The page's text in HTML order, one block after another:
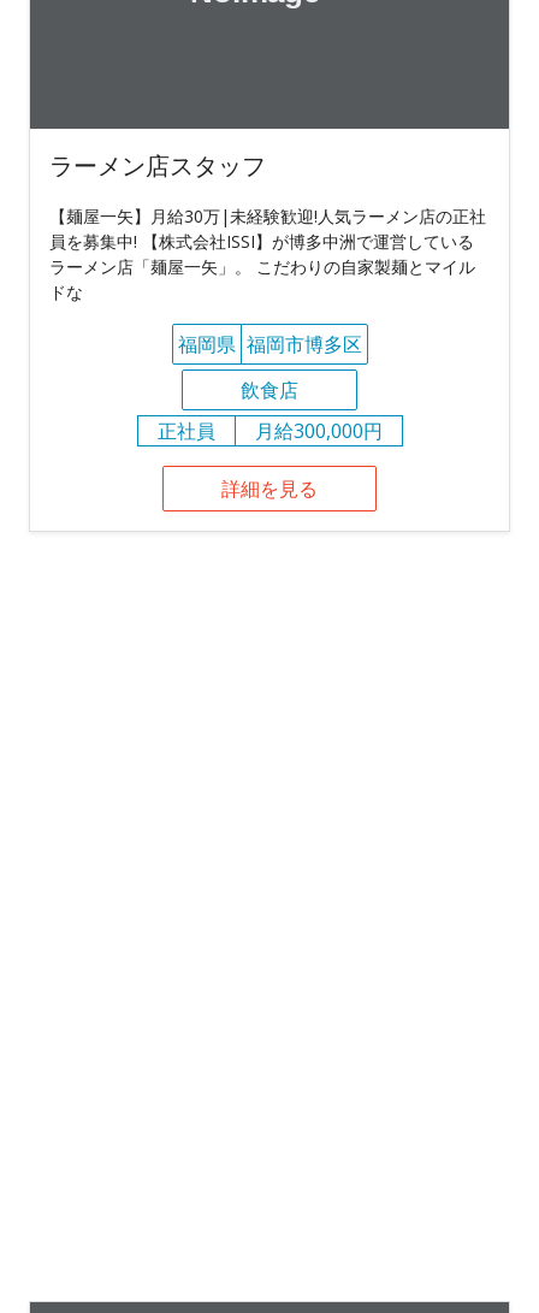
ラーメン店スタッフ
【麺屋一矢】月給30万|未経験歓迎!人気ラーメン店の正社
員を募集中! 【株式会社ISSI】が博多中洲で運営している
ラーメン店「麺屋一矢」。 こだわりの自家製麺とマイル
ドな
福岡県 福岡市博多区
飲食店
正社員
月給300,000円
詳細を見る